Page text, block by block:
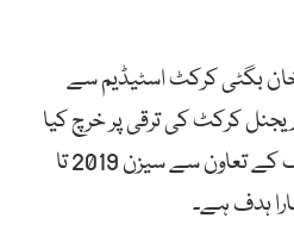
بگٹی کرکٹ اسٹیڈیم سے
کرکٹ کی ترقی پر خرچ کیا
جائے گا۔ مرمتی کام نیسپاک کے تعاون سے سیزن 2019 تا